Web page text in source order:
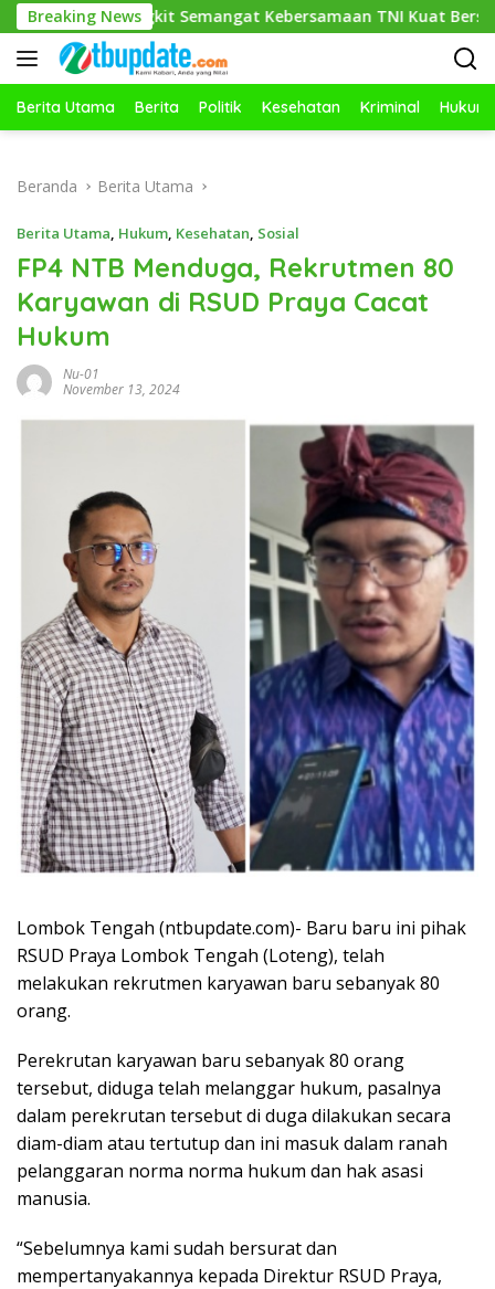
Langsung
ke
konten
Breaking News
PS Bangkit Semangat Kebersamaan TNI Kuat Bersama
Berita Utama Berita Politik Kesehatan Kriminal Hukum
Beranda Berita Utama
Berita Utama, Hukum, Kesehatan, Sosial
FP4 NTB Menduga, Rekrutmen 80
Karyawan di RSUD Praya Cacat
Hukum
Nu-01
November 13, 2024
Lombok Tengah (ntbupdate.com)- Baru baru ini pihak
RSUD Praya Lombok Tengah (Loteng), telah
melakukan rekrutmen karyawan baru sebanyak 80
orang.
Perekrutan karyawan baru sebanyak 80 orang
tersebut, diduga telah melanggar hukum, pasalnya
dalam perekrutan tersebut di duga dilakukan secara
diam-diam atau tertutup dan ini masuk dalam ranah
pelanggaran norma norma hukum dan hak asasi
manusia.
“Sebelumnya kami sudah bersurat dan
mempertanyakannya kepada Direktur RSUD Praya,